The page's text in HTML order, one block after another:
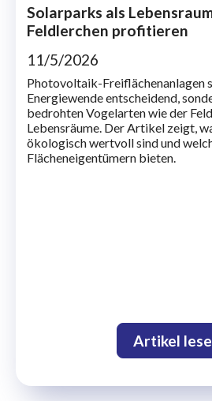
Solarparks als
Feldlerchen profitieren
11/5/2026
Photovoltaik-Freiflächenanlagen
Energiewende entscheidend,
bedrohten Vogelarten wie der
Lebensräume. Der Artikel zeigt,
ökologisch wertvoll sind und
Flächeneigentümern bieten.
Artikel